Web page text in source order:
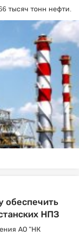
тысяч тонн нефти.
обеспечить
НПЗ
АО "НК